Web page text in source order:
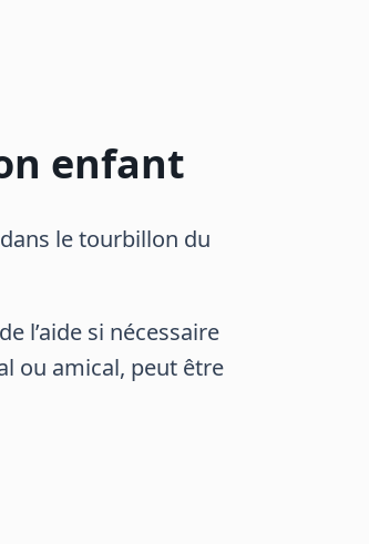
enfant
le tourbillon du
l’aide si nécessaire
ou amical, peut être